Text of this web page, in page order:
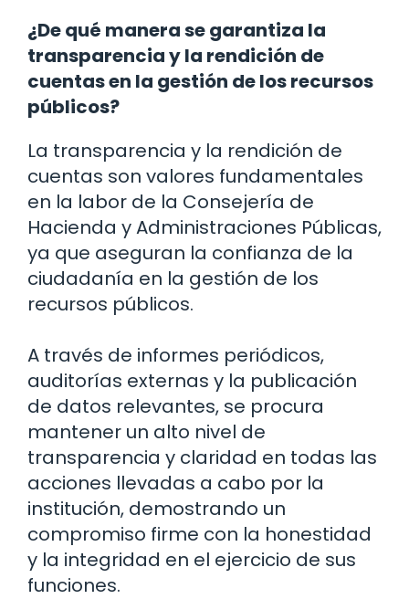
¿De qué manera se garantiza la
transparencia y la rendición de
cuentas en la gestión de los recursos
públicos?
La transparencia y la rendición de
cuentas son valores fundamentales
en la labor de la Consejería de
Hacienda y Administraciones Públicas,
ya que aseguran la confianza de la
ciudadanía en la gestión de los
recursos públicos.
A través de informes periódicos,
auditorías externas y la publicación
de datos relevantes, se procura
mantener un alto nivel de
transparencia y claridad en todas las
acciones llevadas a cabo por la
institución, demostrando un
compromiso firme con la honestidad
y la integridad en el ejercicio de sus
funciones.